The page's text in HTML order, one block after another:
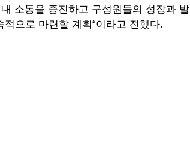
소통을 증진하고 구성원들의 성장과 발
으로 마련할 계획“이라고 전했다.